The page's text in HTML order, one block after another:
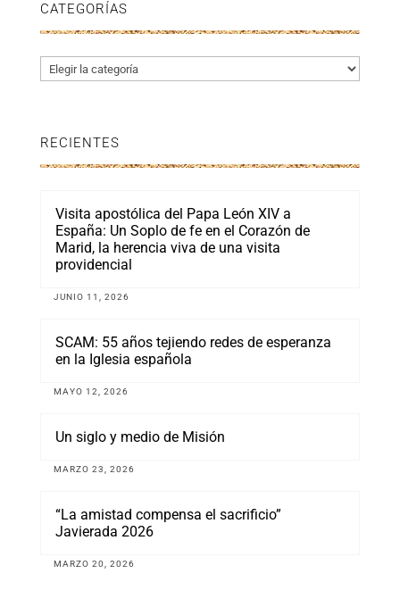
CATEGORÍAS
Categorías
RECIENTES
Visita apostólica del Papa León XIV a
España: Un Soplo de fe en el Corazón de
Marid, la herencia viva de una visita
providencial
JUNIO 11, 2026
SCAM: 55 años tejiendo redes de esperanza
en la Iglesia española
MAYO 12, 2026
Un siglo y medio de Misión
MARZO 23, 2026
“La amistad compensa el sacrificio”
Javierada 2026
MARZO 20, 2026